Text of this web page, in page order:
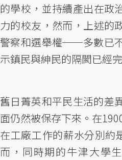
的學校，並持續產出在政
力的校友，然而，上述
警察和選舉權──多數已
示鎮民與紳民的隔閡已經
舊日菁英和平民生活的差
面仍然被保存下來。在
在工廠工作的薪水分別約
而，同時期的牛津大學